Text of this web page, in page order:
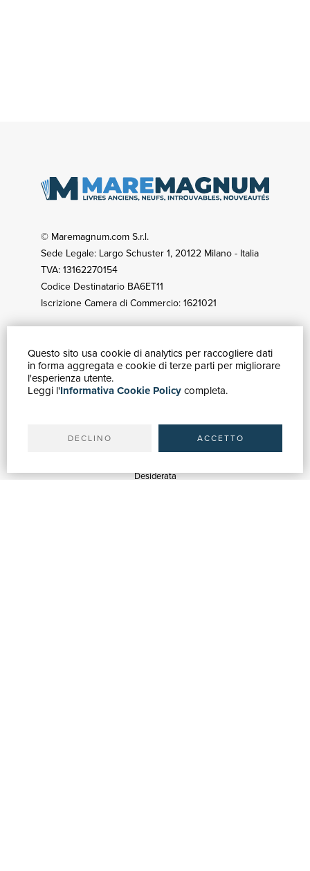
Questo sito usa cookie di analytics per raccogliere dati
in forma aggregata e cookie di terze parti per migliorare
l'esperienza utente.
Leggi l'Informativa Cookie Policycompleta.
DECLINO ACCETTO
© Maremagnum.com S.r.l.
Sede Legale: Largo Schuster 1, 20122 Milano - Italia
TVA: 13162270154
Codice Destinatario BA6ET11
Iscrizione Camera di Commercio: 1621021
COMMENT ACHETER
Catalogue
Recherche avancée
Expéditions
Desiderata